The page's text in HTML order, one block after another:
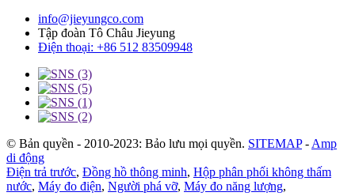
info@jieyungco.com
Tập đoàn Tô Châu Jieyung
Điện thoại: +86 512 83509948
© Bản quyền - 2010-2023: Bảo lưu mọi quyền. SITEMAP- Amp
di động
Điện trả trước, Đồng hồ thông minh, Hộp phân phối không thấm
nước, Máy đo điện, Người phá vỡ, Máy đo năng lượng,